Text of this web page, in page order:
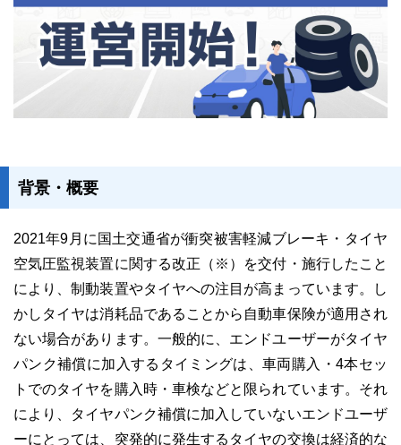
ニュース一覧
03-6689-1791
背景・概要
2021年9月に国土交通省が衝突被害軽減ブレーキ・タイヤ
空気圧監視装置に関する改正（※）を交付・施行したこと
により、制動装置やタイヤへの注目が高まっています。し
かしタイヤは消耗品であることから自動車保険が適用され
ない場合があります。一般的に、エンドユーザーがタイヤ
パンク補償に加入するタイミングは、車両購入・4本セッ
トでのタイヤを購入時・車検などと限られています。それ
により、タイヤパンク補償に加入していないエンドユーザ
ーにとっては、突発的に発生するタイヤの交換は経済的な